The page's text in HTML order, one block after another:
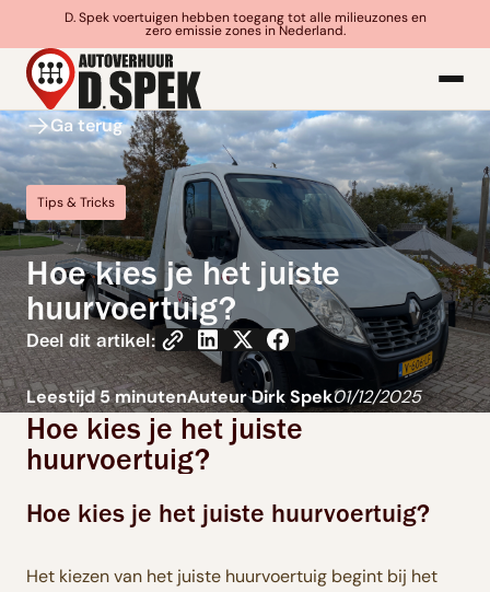
D. Spek voertuigen hebben toegang tot alle milieuzones en
zero emissie zones in Nederland.
Ga terug
Tips & Tricks
Hoe kies je het juiste
huurvoertuig?
Deel dit artikel:
Leestijd 5 minutenAuteur Dirk Spek01/12/2025
Hoe kies je het juiste
huurvoertuig?
Hoe kies je het juiste huurvoertuig?
Het kiezen van het juiste huurvoertuig begint bij het